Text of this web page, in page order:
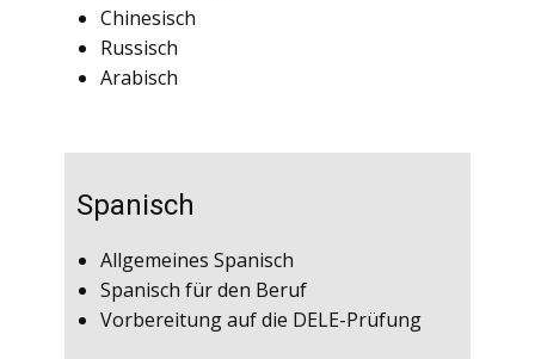
Chinesisch
Russisch
Arabisch
Spanisch
Allgemeines Spanisch
Spanisch für den Beruf
Vorbereitung auf die DELE-Prüfung